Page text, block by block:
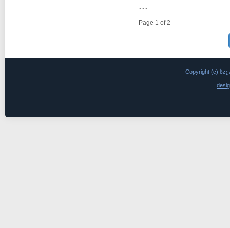
...
Page 1 of 2
Copyright (c)